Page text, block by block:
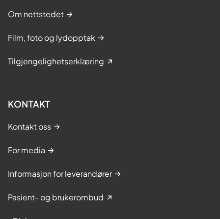
Om nettstedet
Film, foto og lydopptak
Tilgjengelighetserklæring
KONTAKT
Kontakt oss
For media
Informasjon for leverandører
Pasient- og brukerombud